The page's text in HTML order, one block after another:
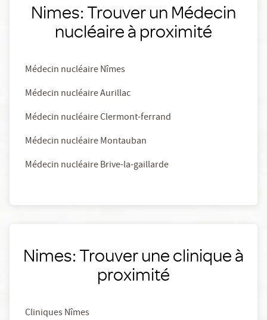
Nimes: Trouver un Médecin
nucléaire à proximité
Médecin nucléaire Nîmes
Médecin nucléaire Aurillac
Médecin nucléaire Clermont-ferrand
Médecin nucléaire Montauban
Médecin nucléaire Brive-la-gaillarde
Nimes: Trouver une clinique à
proximité
Cliniques Nîmes